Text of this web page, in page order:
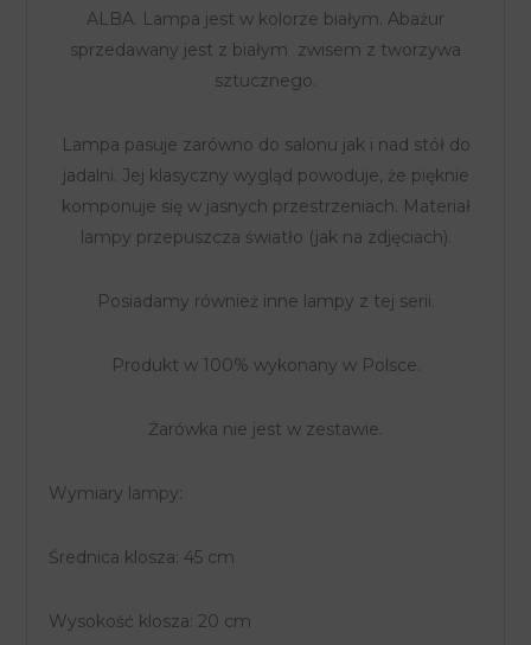
ALBA. Lampa jest w kolorze białym. Abażur
sprzedawany jest z białym zwisem z tworzywa
sztucznego.
Lampa pasuje zarówno do salonu jak i nad stół do
jadalni. Jej klasyczny wygląd powoduje, że pięknie
komponuje się w jasnych przestrzeniach. Materiał
lampy przepuszcza światło (jak na zdjęciach).
Posiadamy również inne lampy z tej serii.
Produkt w 100% wykonany w Polsce.
Żarówka nie jest w zestawie.
Wymiary lampy:
Średnica klosza: 45 cm
Wysokość klosza: 20 cm